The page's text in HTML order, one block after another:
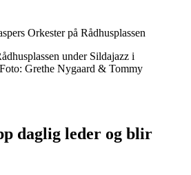
under Sildajazz i
Grethe Nygaard & Tommy
daglig leder og blir